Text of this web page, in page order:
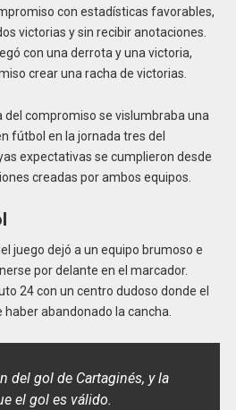
con estadísticas favorables,
victorias y sin recibir anotaciones.
con una derrota y una victoria,
crear una racha de victorias.
del compromiso se vislumbraba una
fútbol en la jornada tres del
expectativas se cumplieron desde
creadas por ambos equipos.
juego dejó a un equipo brumoso e
por delante en el marcador.
24 con un centro dudoso donde el
abandonado la cancha.
del gol de Cartaginés, y la
el gol es válido.